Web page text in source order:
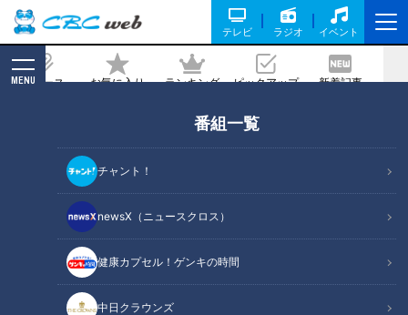
テレビ ラジオ イベント
ニュース お気に入り ランキング ピックアップ 新着記事
MENU
番組一覧
チャント！
newsX（ニュースクロス）
健康カプセル！ゲンキの時間
中日クラウンズ
を見るとわかるクイズに答えて、太田
光・石井亮次のサイン入りステッカーを
当てよう！
2024/03/20 20:00
2024年3月20日放送